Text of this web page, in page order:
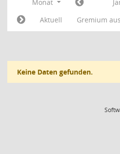
Monat
Aktuell
Gremium
Keine Daten gefunden.